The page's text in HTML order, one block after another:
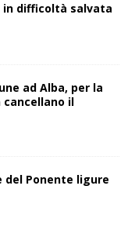
in difficoltà salvata
ad Alba, per la
cancellano il
del Ponente ligure